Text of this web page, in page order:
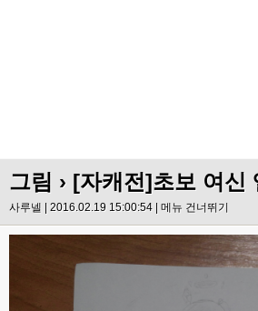
그림 › [자캐전]초보 여신
사루넬 | 2016.02.19 15:00:54 | 메뉴 건너뛰기